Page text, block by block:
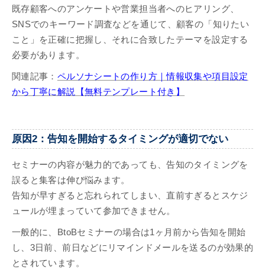
既存顧客へのアンケートや営業担当者へのヒアリング、
SNSでのキーワード調査などを通じて、顧客の「知りたい
こと」を正確に把握し、それに合致したテーマを設定する
必要があります。
関連記事： ペルソナシートの作り方｜情報収集や項目設定
から丁寧に解説【無料テンプレート付き】
原因2：告知を開始するタイミングが適切でない
セミナーの内容が魅力的であっても、告知のタイミングを
誤ると集客は伸び悩みます。
告知が早すぎると忘れられてしまい、直前すぎるとスケジ
ュールが埋まっていて参加できません。
一般的に、BtoBセミナーの場合は1ヶ月前から告知を開始
し、3日前、前日などにリマインドメールを送るのが効果的
とされています。